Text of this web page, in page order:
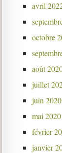
avril
octobre
août
juillet
juin 2020
mai 2020
février
janvier